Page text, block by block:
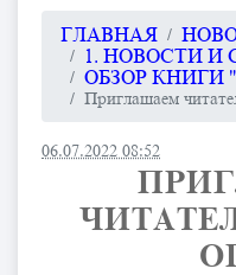
ГЛАВНАЯ
1. НОВОСТИ И
ОБЗОР КНИГИ
Приглашаем
06.07.2022 08:52